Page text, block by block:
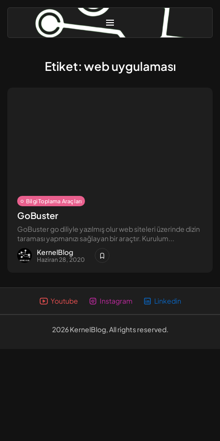
Eylül 9, 2024
Linux Güvenliği [1] – Dosya...
Eylül 8, 2024 13 Dk
Etiket: web uygulaması
Bilgi Toplama Araçları
GoBuster
GoBuster go diliyle yazılmış olur web siteleri üzerinde dizin
taraması yapmanızı sağlayan bir araçtır. Kurulum...
KernelBlog
Haziran 28, 2020
Youtube Instagram Linkedin
2026 KernelBlog, All rights reserved.